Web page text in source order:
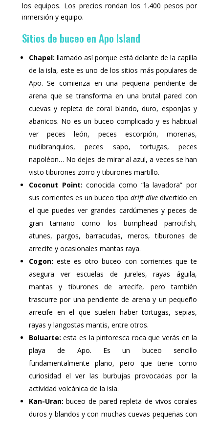
los equipos. Los precios rondan los 1.400 pesos por
inmersión y equipo.
Sitios de buceo en Apo Island
Chapel: llamado así porque está delante de la capilla
de la isla, este es uno de los sitios más populares de
Apo. Se comienza en una pequeña pendiente de
arena que se transforma en una brutal pared con
cuevas y repleta de coral blando, duro, esponjas y
abanicos. No es un buceo complicado y es habitual
ver peces león, peces escorpión, morenas,
nudibranquios, peces sapo, tortugas, peces
napoléon… No dejes de mirar al azul, a veces se han
visto tiburones zorro y tiburones martillo.
Coconut Point: conocida como “la lavadora” por
sus corrientes es un buceo tipo drift divedivertido en
el que puedes ver grandes cardúmenes y peces de
gran tamaño como los bumphead parrotfish,
atunes, pargos, barracudas, meros, tiburones de
arrecife y ocasionales mantas raya.
Cogon: este es otro buceo con corrientes que te
asegura ver escuelas de jureles, rayas águila,
mantas y tiburones de arrecife, pero también
trascurre por una pendiente de arena y un pequeño
arrecife en el que suelen haber tortugas, sepias,
rayas y langostas mantis, entre otros.
Boluarte: esta es la pintoresca roca que verás en la
playa de Apo. Es un buceo sencillo
fundamentalmente plano, pero que tiene como
curiosidad el ver las burbujas provocadas por la
actividad volcánica de la isla.
Kan-Uran: buceo de pared repleta de vivos corales
duros y blandos y con muchas cuevas pequeñas con